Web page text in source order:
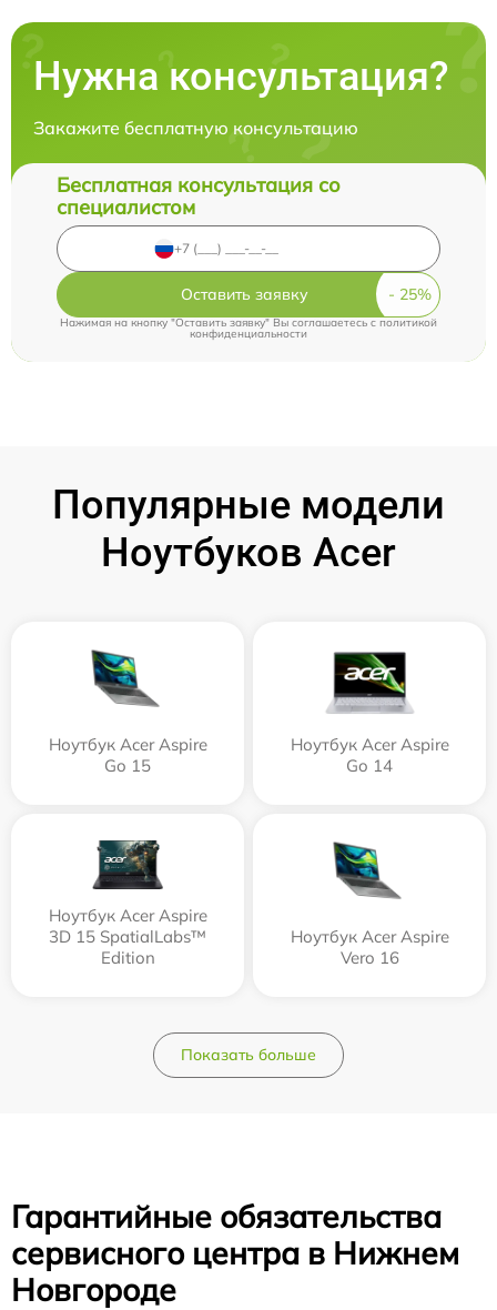
Нужна консультация?
Закажите бесплатную консультацию
Бесплатная консультация со
специалистом
Оставить заявку
Нажимая на кнопку "Оставить заявку" Вы соглашаетесь cполитикой
конфиденциальности
Популярные модели
Ноутбуков Acer
Ноутбук Acer Aspire
Go 15
Ноутбук Acer Aspire
Go 14
Ноутбук Acer Aspire
3D 15 SpatialLabs™
Edition
Ноутбук Acer Aspire
Vero 16
Показать больше
Гарантийные обязательства
сервисного центра в Нижнем
Новгороде